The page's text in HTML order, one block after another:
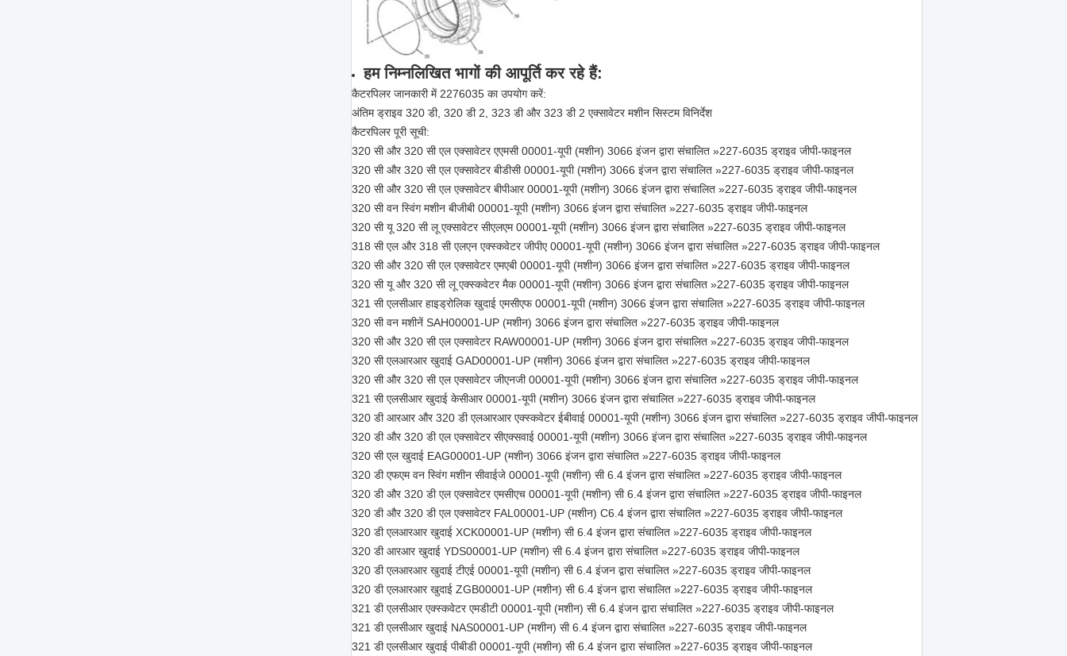
हम निम्नलिखित भागों की आपूर्ति कर रहे हैं:
कैटरपिलर जानकारी में 2276035 का उपयोग करें:
अंतिम ड्राइव 320 डी, 320 डी 2, 323 डी और 323 डी 2 एक्सावेटर मशीन सिस्टम विनिर्देश
कैटरपिलर पूरी सूची:
320 सी और 320 सी एल एक्सावेटर एएमसी 00001-यूपी (मशीन) 3066 इंजन द्वारा संचालित »227-6035 ड्राइव जीपी-फाइनल
320 सी और 320 सी एल एक्सावेटर बीडीसी 00001-यूपी (मशीन) 3066 इंजन द्वारा संचालित »227-6035 ड्राइव जीपी-फाइनल
320 सी और 320 सी एल एक्सावेटर बीपीआर 00001-यूपी (मशीन) 3066 इंजन द्वारा संचालित »227-6035 ड्राइव जीपी-फाइनल
320 सी वन स्विंग मशीन बीजीबी 00001-यूपी (मशीन) 3066 इंजन द्वारा संचालित »227-6035 ड्राइव जीपी-फाइनल
320 सी यू 320 सी लू एक्सावेटर सीएलएम 00001-यूपी (मशीन) 3066 इंजन द्वारा संचालित »227-6035 ड्राइव जीपी-फाइनल
318 सी एल और 318 सी एलएन एक्स्कवेटर जीपीए 00001-यूपी (मशीन) 3066 इंजन द्वारा संचालित »227-6035 ड्राइव जीपी-फाइनल
320 सी और 320 सी एल एक्सावेटर एमएबी 00001-यूपी (मशीन) 3066 इंजन द्वारा संचालित »227-6035 ड्राइव जीपी-फाइनल
320 सी यू और 320 सी लू एक्स्कवेटर मैक 00001-यूपी (मशीन) 3066 इंजन द्वारा संचालित »227-6035 ड्राइव जीपी-फाइनल
321 सी एलसीआर हाइड्रोलिक खुदाई एमसीएफ 00001-यूपी (मशीन) 3066 इंजन द्वारा संचालित »227-6035 ड्राइव जीपी-फाइनल
320 सी वन मशीनें SAH00001-UP (मशीन) 3066 इंजन द्वारा संचालित »227-6035 ड्राइव जीपी-फाइनल
320 सी और 320 सी एल एक्सावेटर RAW00001-UP (मशीन) 3066 इंजन द्वारा संचालित »227-6035 ड्राइव जीपी-फाइनल
320 सी एलआरआर खुदाई GAD00001-UP (मशीन) 3066 इंजन द्वारा संचालित »227-6035 ड्राइव जीपी-फाइनल
320 सी और 320 सी एल एक्सावेटर जीएनजी 00001-यूपी (मशीन) 3066 इंजन द्वारा संचालित »227-6035 ड्राइव जीपी-फाइनल
321 सी एलसीआर खुदाई केसीआर 00001-यूपी (मशीन) 3066 इंजन द्वारा संचालित »227-6035 ड्राइव जीपी-फाइनल
320 डी आरआर और 320 डी एलआरआर एक्स्कवेटर ईबीवाई 00001-यूपी (मशीन) 3066 इंजन द्वारा संचालित »227-6035 ड्राइव जीपी-फाइनल
320 डी और 320 डी एल एक्सावेटर सीएक्सवाई 00001-यूपी (मशीन) 3066 इंजन द्वारा संचालित »227-6035 ड्राइव जीपी-फाइनल
320 सी एल खुदाई EAG00001-UP (मशीन) 3066 इंजन द्वारा संचालित »227-6035 ड्राइव जीपी-फाइनल
320 डी एफएम वन स्विंग मशीन सीवाईजे 00001-यूपी (मशीन) सी 6.4 इंजन द्वारा संचालित »227-6035 ड्राइव जीपी-फाइनल
320 डी और 320 डी एल एक्सावेटर एमसीएच 00001-यूपी (मशीन) सी 6.4 इंजन द्वारा संचालित »227-6035 ड्राइव जीपी-फाइनल
320 डी और 320 डी एल एक्सावेटर FAL00001-UP (मशीन) C6.4 इंजन द्वारा संचालित »227-6035 ड्राइव जीपी-फाइनल
320 डी एलआरआर खुदाई XCK00001-UP (मशीन) सी 6.4 इंजन द्वारा संचालित »227-6035 ड्राइव जीपी-फाइनल
320 डी आरआर खुदाई YDS00001-UP (मशीन) सी 6.4 इंजन द्वारा संचालित »227-6035 ड्राइव जीपी-फाइनल
320 डी एलआरआर खुदाई टीएई 00001-यूपी (मशीन) सी 6.4 इंजन द्वारा संचालित »227-6035 ड्राइव जीपी-फाइनल
320 डी एलआरआर खुदाई ZGB00001-UP (मशीन) सी 6.4 इंजन द्वारा संचालित »227-6035 ड्राइव जीपी-फाइनल
321 डी एलसीआर एक्स्कवेटर एमडीटी 00001-यूपी (मशीन) सी 6.4 इंजन द्वारा संचालित »227-6035 ड्राइव जीपी-फाइनल
321 डी एलसीआर खुदाई NAS00001-UP (मशीन) सी 6.4 इंजन द्वारा संचालित »227-6035 ड्राइव जीपी-फाइनल
321 डी एलसीआर खुदाई पीबीडी 00001-यूपी (मशीन) सी 6.4 इंजन द्वारा संचालित »227-6035 ड्राइव जीपी-फाइनल